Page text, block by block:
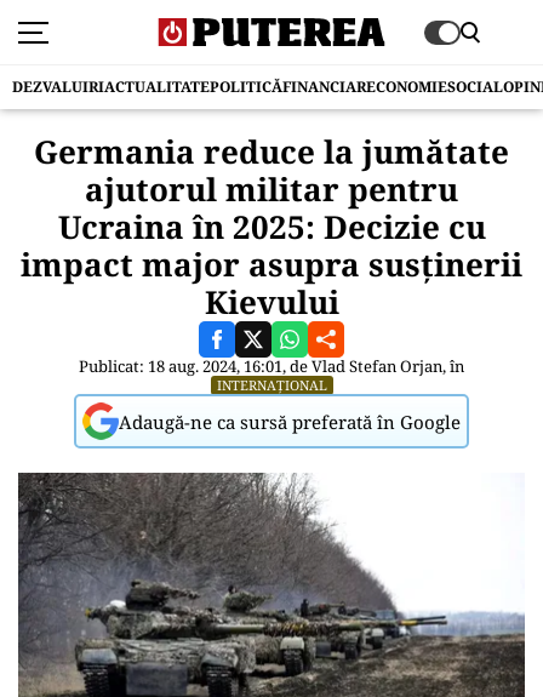
DEZVALUIRIACTUALITATEPOLITICĂFINANCIARECONOMIESOCIAL
Germania reduce la jumătate
ajutorul militar pentru
Ucraina în 2025: Decizie cu
impact major asupra susținerii
Kievului
Publicat: 18 aug. 2024, 16:01, deVlad Stefan Orjan, în
INTERNAȚIONAL
Adaugă-ne ca sursă preferată în Google